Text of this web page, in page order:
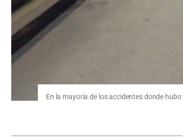
En la mayoría de los accidentes donde